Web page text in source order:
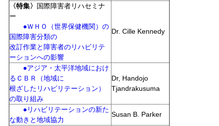
〈特集〉 国際障害者リハセミナ
ー
●ＷＨＯ（世界保健機関）の
国際障害分類の
改訂作業と障害者のリハビリテ
ーションへの影響
Dr. Cille Kennedy
●アジア・太平洋地域におけ
るＣＢＲ（地域に
根ざしたリハビリテーション）
の取り組み
Dr, Handojo
Tjandrakusuma
●リハビリテーションの新た
な動きと地域協力
Susan B. Parker